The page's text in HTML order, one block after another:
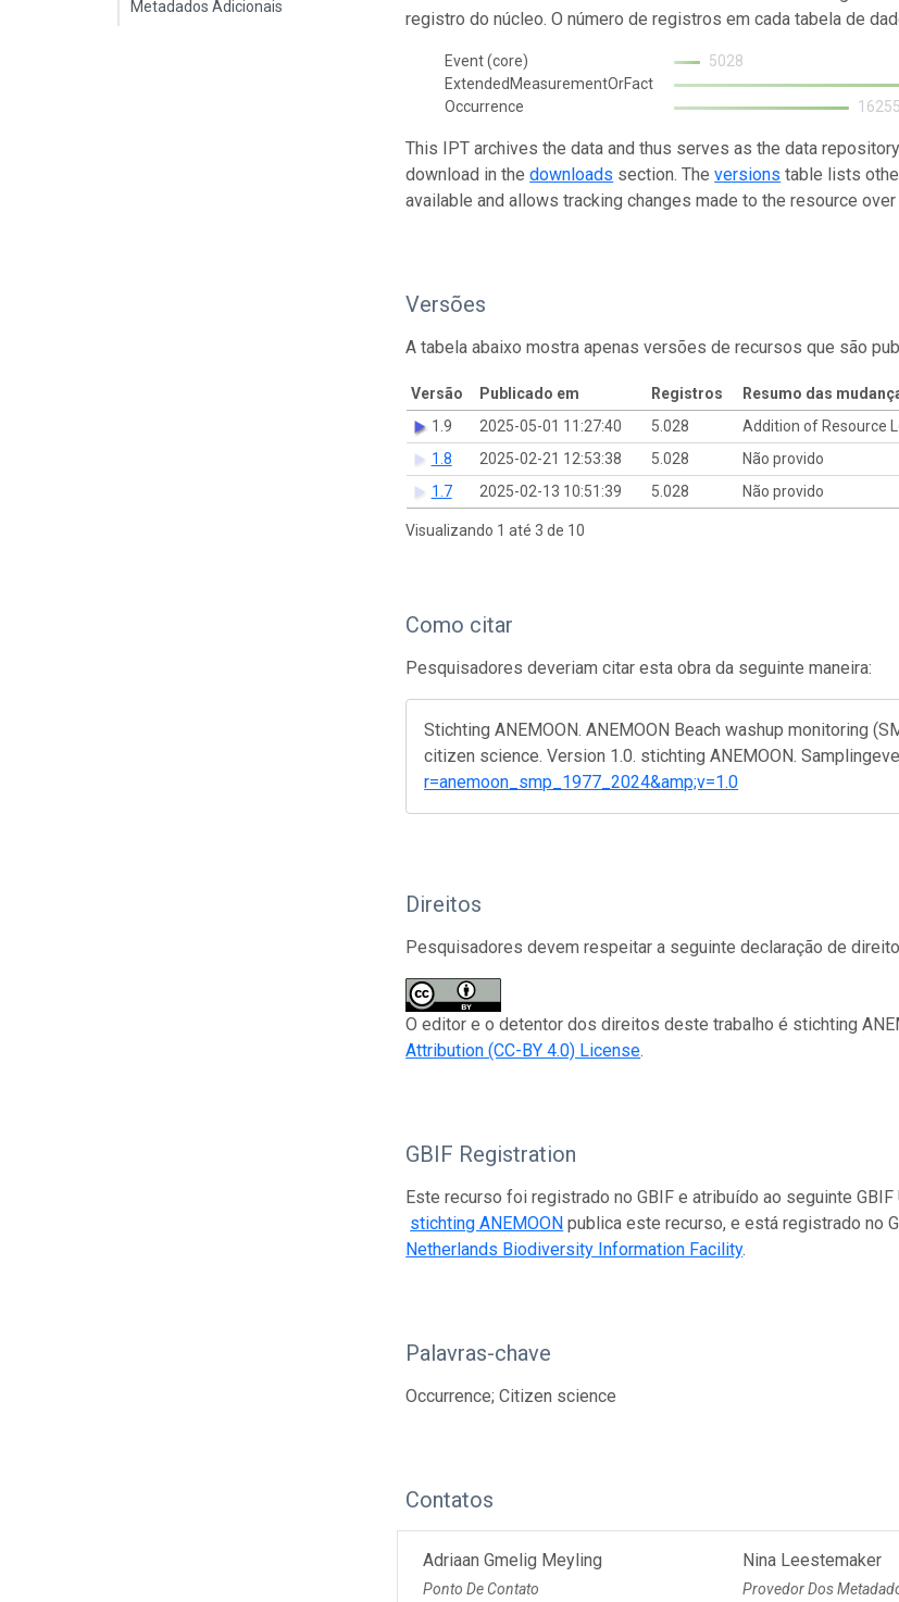
Metadados Adicionais
registro do núcleo. O número de registros em cada tabela de
Event (core)
5028
ExtendedMeasurementOrFact
Occurrence
This IPT archives the data and thus serves as the data
download in thedownloads section. Theversions table lists
available and allows tracking changes made to the resource over
Versões
A tabela abaixo mostra apenas versões de recursos que são
Versão Publicado em Registros Resumo das
1.9
2025-05-01 11:27:40 5.028 Addition of Resource
1.8
2025-02-21 12:53:38 5.028 Não provido
1.7
2025-02-13 10:51:39 5.028 Não provido
Visualizando 1 até 3 de 10
Como citar
Pesquisadores deveriam citar esta obra da seguinte maneira:
Stichting ANEMOON. ANEMOON Beach washup monitoring
citizen science. Version 1.0. stichting ANEMOON.
r=anemoon_smp_1977_2024&amp;v=1.0
Direitos
Pesquisadores devem respeitar a seguinte declaração de
O editor e o detentor dos direitos deste trabalho é stichting
Attribution (CC-BY 4.0) License.
GBIF Registration
Este recurso foi registrado no GBIF e atribuído ao seguinte GBIF
stichting ANEMOON publica este recurso, e está registrado no
Netherlands Biodiversity Information Facility.
Palavras-chave
Occurrence; Citizen science
Contatos
Adriaan Gmelig Meyling
Ponto De Contato
Nina Leestemaker
Provedor Dos